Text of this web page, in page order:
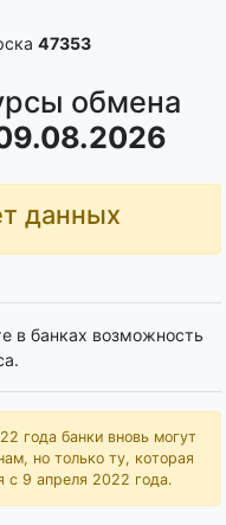
47353
обмена
данных
в банках возможность
года банки вновь могут
но только ту, которая
с 9 апреля 2022 года.